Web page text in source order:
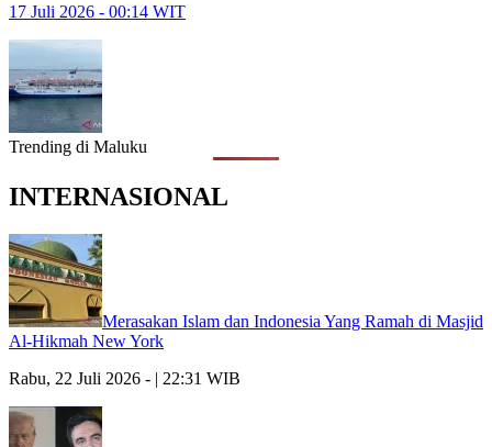
17 Juli 2026 - 00:14 WIT
Trending di Maluku
INTERNASIONAL
Merasakan Islam dan Indonesia Yang Ramah di Masjid
Al-Hikmah New York
Rabu, 22 Juli 2026 - | 22:31 WIB